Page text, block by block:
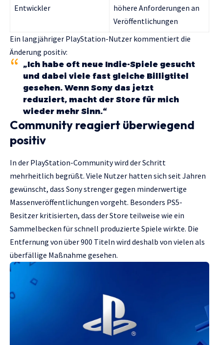
Entwickler
höhere Anforderungen an
Veröffentlichungen
Ein langjähriger PlayStation-Nutzer kommentiert die
Änderung positiv:
„Ich habe oft neue Indie-Spiele gesucht
und dabei viele fast gleiche Billigtitel
gesehen. Wenn Sony das jetzt
reduziert, macht der Store für mich
wieder mehr Sinn.“
Community reagiert überwiegend
positiv
In der PlayStation-Community wird der Schritt
mehrheitlich begrüßt. Viele Nutzer hatten sich seit Jahren
gewünscht, dass Sony strenger gegen minderwertige
Massenveröffentlichungen vorgeht. Besonders PS5-
Besitzer kritisierten, dass der Store teilweise wie ein
Sammelbecken für schnell produzierte Spiele wirkte. Die
Entfernung von über 900 Titeln wird deshalb von vielen als
überfällige Maßnahme gesehen.